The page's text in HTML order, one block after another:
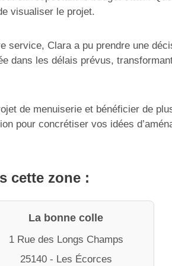
visualiser le projet.
service, Clara a pu prendre une
dans les délais prévus,
de menuiserie et bénéficier de
pour concrétiser vos idées
cette zone :
La bonne colle
1 Rue des Longs Champs
25140 - Les Écorces